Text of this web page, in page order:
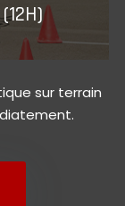
sur terrain